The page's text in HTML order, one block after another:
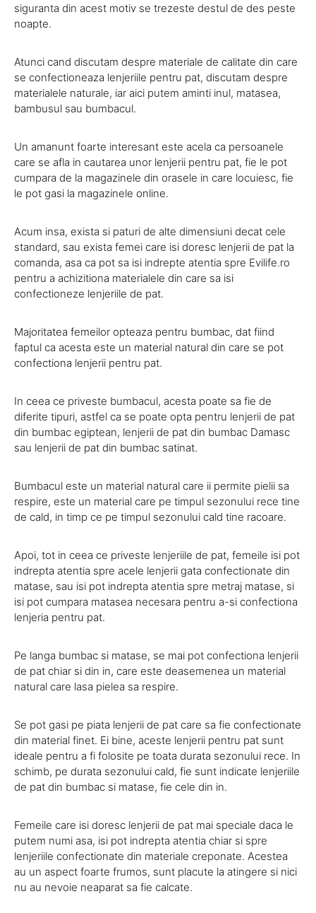
siguranta din acest motiv se trezeste destul de des peste
noapte.
Atunci cand discutam despre materiale de calitate din care
se confectioneaza lenjeriile pentru pat, discutam despre
materialele naturale, iar aici putem aminti inul, matasea,
bambusul sau bumbacul.
Un amanunt foarte interesant este acela ca persoanele
care se afla in cautarea unor lenjerii pentru pat, fie le pot
cumpara de la magazinele din orasele in care locuiesc, fie
le pot gasi la magazinele online.
Acum insa, exista si paturi de alte dimensiuni decat cele
standard, sau exista femei care isi doresc lenjerii de pat la
comanda, asa ca pot sa isi indrepte atentia spre Evilife.ro
pentru a achizitiona materialele din care sa isi
confectioneze lenjeriile de pat.
Majoritatea femeilor opteaza pentru bumbac, dat fiind
faptul ca acesta este un material natural din care se pot
confectiona lenjerii pentru pat.
In ceea ce priveste bumbacul, acesta poate sa fie de
diferite tipuri, astfel ca se poate opta pentru lenjerii de pat
din bumbac egiptean, lenjerii de pat din bumbac Damasc
sau lenjerii de pat din bumbac satinat.
Bumbacul este un material natural care ii permite pielii sa
respire, este un material care pe timpul sezonului rece tine
de cald, in timp ce pe timpul sezonului cald tine racoare.
Apoi, tot in ceea ce priveste lenjeriile de pat, femeile isi pot
indrepta atentia spre acele lenjerii gata confectionate din
matase, sau isi pot indrepta atentia spre metraj matase, si
isi pot cumpara matasea necesara pentru a-si confectiona
lenjeria pentru pat.
Pe langa bumbac si matase, se mai pot confectiona lenjerii
de pat chiar si din in, care este deasemenea un material
natural care lasa pielea sa respire.
Se pot gasi pe piata lenjerii de pat care sa fie confectionate
din material finet. Ei bine, aceste lenjerii pentru pat sunt
ideale pentru a fi folosite pe toata durata sezonului rece. In
schimb, pe durata sezonului cald, fie sunt indicate lenjeriile
de pat din bumbac si matase, fie cele din in.
Femeile care isi doresc lenjerii de pat mai speciale daca le
putem numi asa, isi pot indrepta atentia chiar si spre
lenjeriile confectionate din materiale creponate. Acestea
au un aspect foarte frumos, sunt placute la atingere si nici
nu au nevoie neaparat sa fie calcate.